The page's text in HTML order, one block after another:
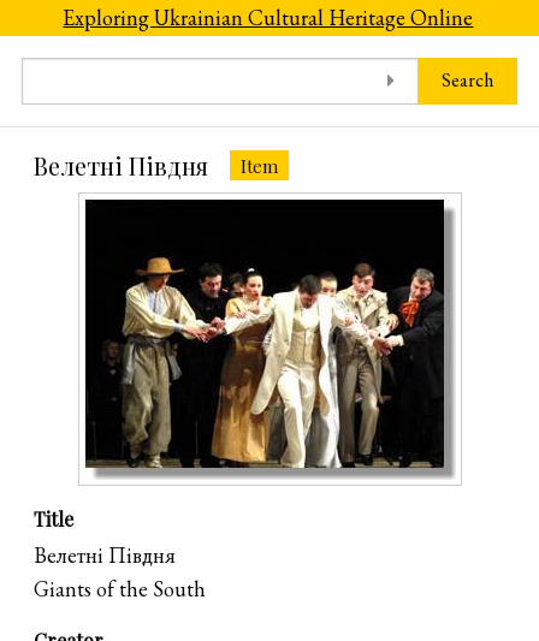
Skip to main content
Exploring Ukrainian Cultural Heritage Online
Search
Велетні Півдня Item
Title
Велетні Півдня
Giants of the South